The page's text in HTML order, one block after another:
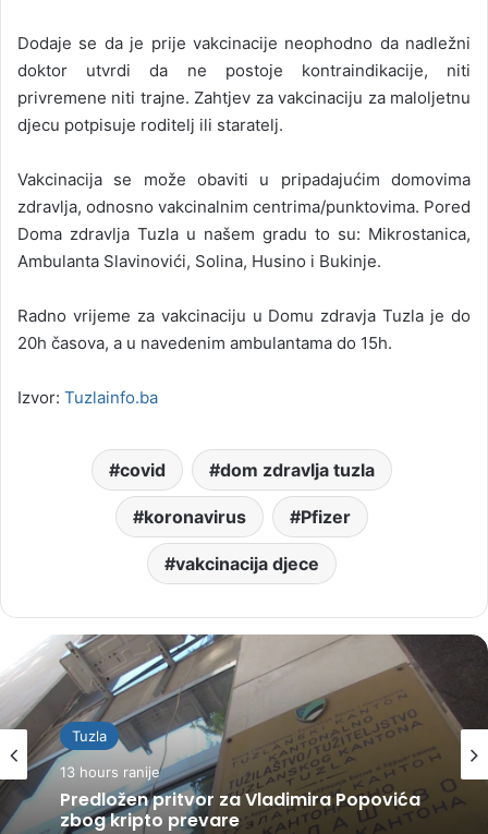
Dodaje se da je prije vakcinacije neophodno da nadležni
doktor utvrdi da ne postoje kontraindikacije, niti
privremene niti trajne. Zahtjev za vakcinaciju za maloljetnu
djecu potpisuje roditelj ili staratelj.
Vakcinacija se može obaviti u pripadajućim domovima
zdravlja, odnosno vakcinalnim centrima/punktovima. Pored
Doma zdravlja Tuzla u našem gradu to su: Mikrostanica,
Ambulanta Slavinovići, Solina, Husino i Bukinje.
Radno vrijeme za vakcinaciju u Domu zdravja Tuzla je do
20h časova, a u navedenim ambulantama do 15h.
Izvor: Tuzlainfo.ba
covid dom zdravlja tuzla
koronavirus Pfizer
vakcinacija djece
Tuzla
13 hours ranije
Predložen pritvor za Vladimira Popovića
zbog kripto prevare